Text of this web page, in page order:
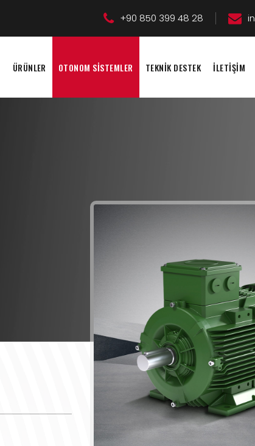
+90 850 399 48 28
ÜRÜNLER OTONOM SİSTEMLER TEKNİK DESTEK İLETİŞİM